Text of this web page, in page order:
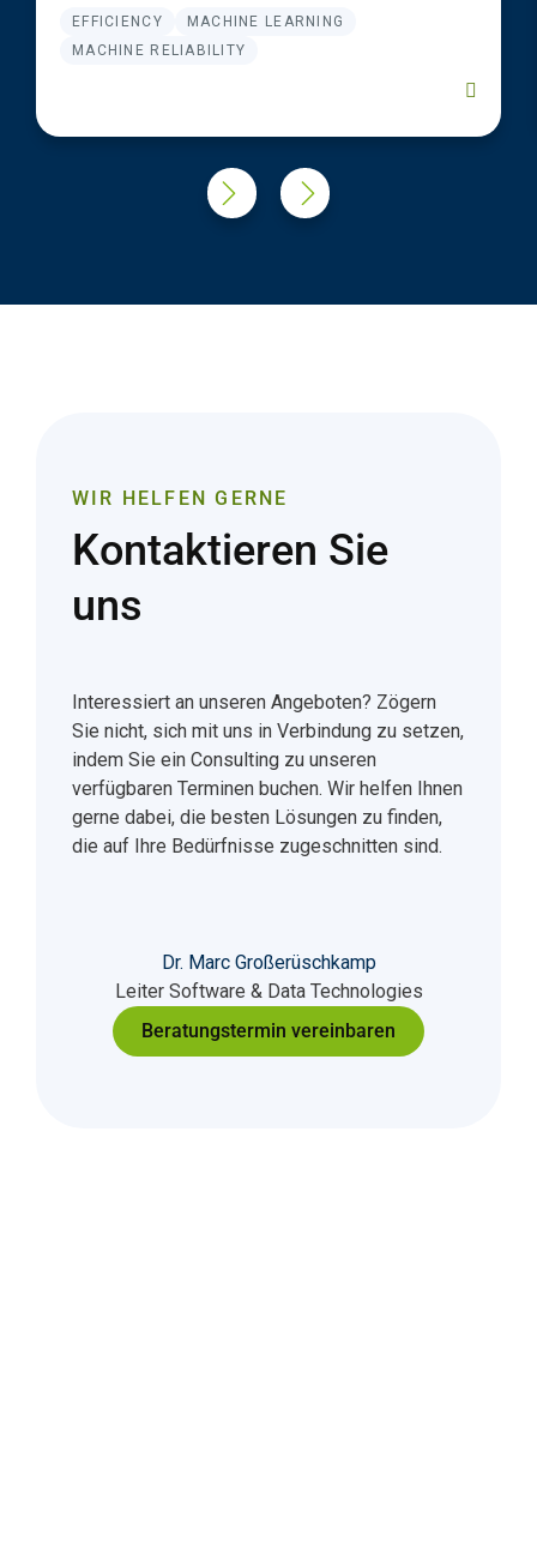
EFFICIENCY
MACHINE LEARNING
MACHINE RELIABILITY
Dr. Marc Großerüschkamp
Leiter Software & Data Technologies
WIR HELFEN GERNE
Kontaktieren Sie
uns
Interessiert an unseren Angeboten? Zögern
Sie nicht, sich mit uns in Verbindung zu setzen,
indem Sie ein Consulting zu unseren
verfügbaren Terminen buchen. Wir helfen Ihnen
gerne dabei, die besten Lösungen zu finden,
die auf Ihre Bedürfnisse zugeschnitten sind.
Beratungstermin vereinbaren